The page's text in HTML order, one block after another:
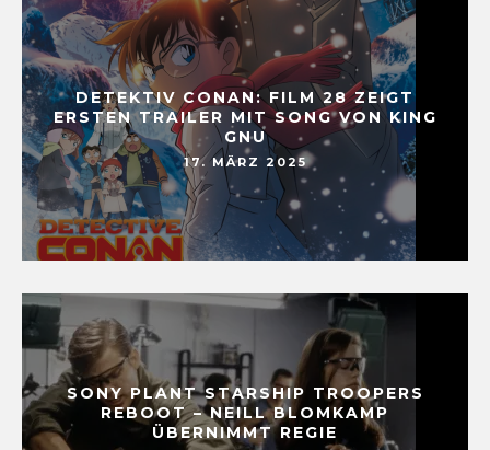
DETEKTIV CONAN: FILM 28 ZEIGT
ERSTEN TRAILER MIT SONG VON KING
GNU
17. MÄRZ 2025
SONY PLANT STARSHIP TROOPERS
REBOOT – NEILL BLOMKAMP
ÜBERNIMMT REGIE